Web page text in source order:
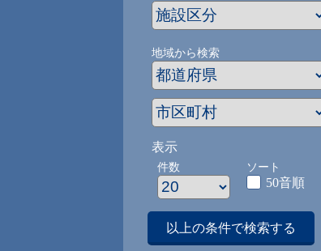
地域から検索
表示
件数 ソート
50音順
以上の条件で検索する